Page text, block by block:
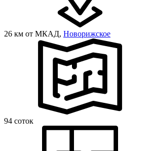
26 км от МКАД, Новорижское
94 соток